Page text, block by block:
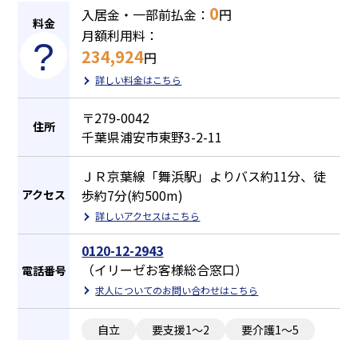
料金 入居金・一部前払金： 0円
月額利用料：
234,924円
詳しい料金はこちら
住所
〒279-0042
千葉県浦安市東野3-2-11
アクセス
ＪＲ京葉線「舞浜駅」よりバス約11分、徒
歩約7分(約500m)
詳しいアクセスはこちら
電話番号
0120-12-2943
（イリーゼお客様総合窓口）
求人についてのお問い合わせはこちら
自立 要支援1～2
要介護1～5